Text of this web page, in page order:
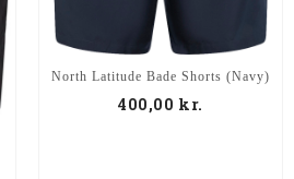
North Latitude Bade Shorts (Navy)
400,00kr.